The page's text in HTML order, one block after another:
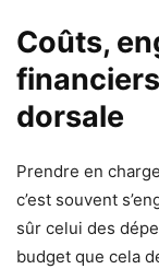
Coûts,
dorsale
Prendre en
c’est souvent
sûr celui des
budget que cela